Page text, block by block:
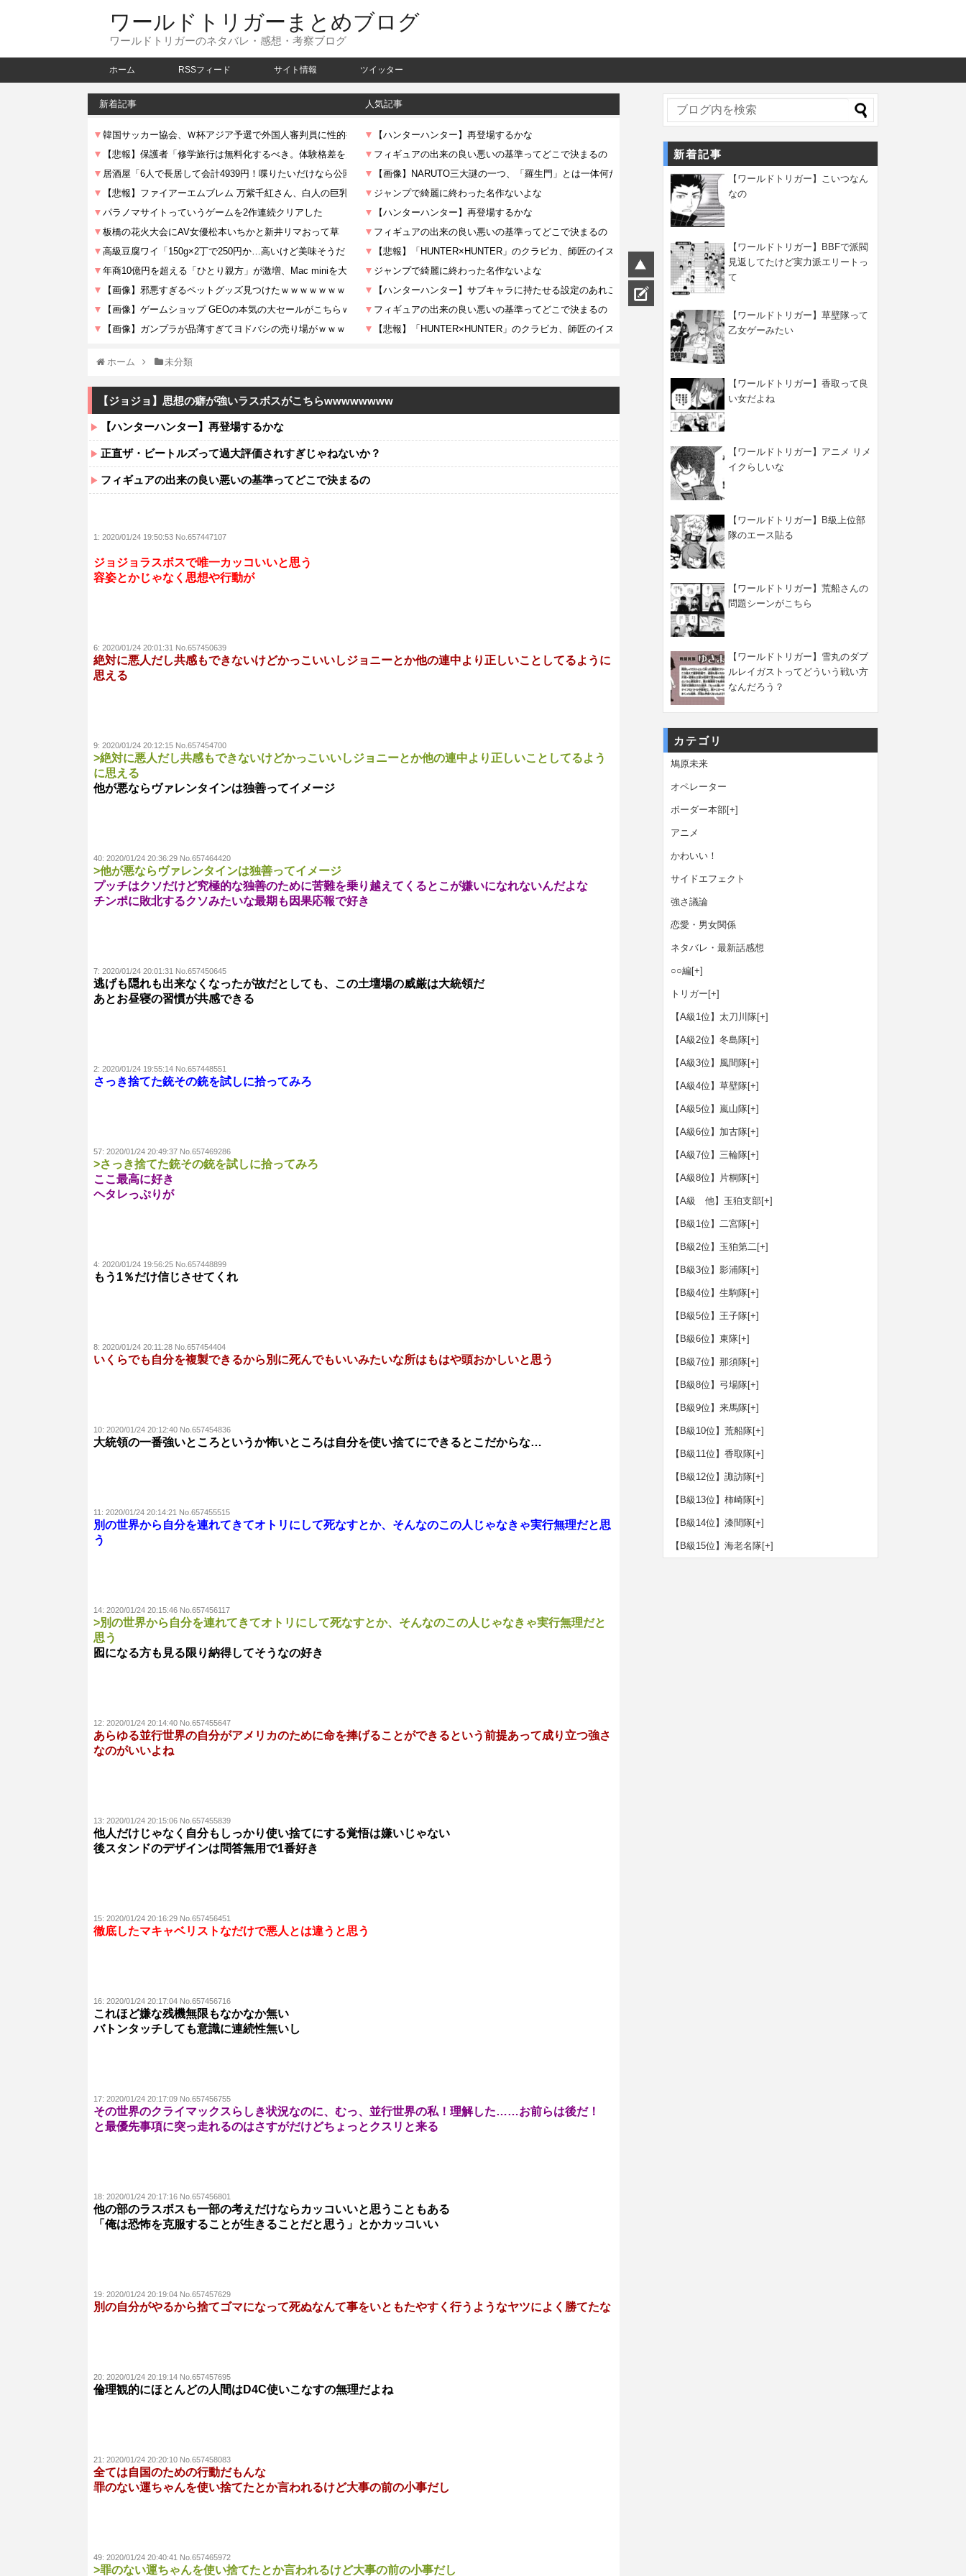
ワールドトリガーまとめブログ
ワールドトリガーのネタバレ・感想・考察ブログ
ホーム RSSフィード サイト情報 ツイッター
新着記事 人気記事
ホーム 未分類
【ジョジョ】思想の癖が強いラスボスがこちらwwwwwwww
【ハンターハンター】再登場するかな
正直ザ・ビートルズって過大評価されすぎじゃねないか？
フィギュアの出来の良い悪いの基準ってどこで決まるの
1: 2020/01/24 19:50:53 No.657447107
ジョジョラスボスで唯一カッコいいと思う
容姿とかじゃなく思想や行動が
6: 2020/01/24 20:01:31 No.657450639
絶対に悪人だし共感もできないけどかっこいいしジョニーとか他の連中より正しいことしてるように
思える
9: 2020/01/24 20:12:15 No.657454700
>絶対に悪人だし共感もできないけどかっこいいしジョニーとか他の連中より正しいことしてるよう
に思える
他が悪ならヴァレンタインは独善ってイメージ
40: 2020/01/24 20:36:29 No.657464420
>他が悪ならヴァレンタインは独善ってイメージ
プッチはクソだけど究極的な独善のために苦難を乗り越えてくるとこが嫌いになれないんだよな
チンポに敗北するクソみたいな最期も因果応報で好き
7: 2020/01/24 20:01:31 No.657450645
逃げも隠れも出来なくなったが故だとしても、この土壇場の威厳は大統領だ
あとお昼寝の習慣が共感できる
2: 2020/01/24 19:55:14 No.657448551
さっき捨てた銃その銃を試しに拾ってみろ
57: 2020/01/24 20:49:37 No.657469286
>さっき捨てた銃その銃を試しに拾ってみろ
ここ最高に好き
ヘタレっぷりが
4: 2020/01/24 19:56:25 No.657448899
もう1％だけ信じさせてくれ
8: 2020/01/24 20:11:28 No.657454404
いくらでも自分を複製できるから別に死んでもいいみたいな所はもはや頭おかしいと思う
10: 2020/01/24 20:12:40 No.657454836
大統領の一番強いところというか怖いところは自分を使い捨てにできるとこだからな…
11: 2020/01/24 20:14:21 No.657455515
別の世界から自分を連れてきてオトリにして死なすとか、そんなのこの人じゃなきゃ実行無理だと思
う
14: 2020/01/24 20:15:46 No.657456117
>別の世界から自分を連れてきてオトリにして死なすとか、そんなのこの人じゃなきゃ実行無理だと
思う
囮になる方も見る限り納得してそうなの好き
12: 2020/01/24 20:14:40 No.657455647
あらゆる並行世界の自分がアメリカのために命を捧げることができるという前提あって成り立つ強さ
なのがいいよね
13: 2020/01/24 20:15:06 No.657455839
他人だけじゃなく自分もしっかり使い捨てにする覚悟は嫌いじゃない
後スタンドのデザインは問答無用で1番好き
15: 2020/01/24 20:16:29 No.657456451
徹底したマキャベリストなだけで悪人とは違うと思う
16: 2020/01/24 20:17:04 No.657456716
これほど嫌な残機無限もなかなか無い
バトンタッチしても意識に連続性無いし
17: 2020/01/24 20:17:09 No.657456755
その世界のクライマックスらしき状況なのに、むっ、並行世界の私！理解した……お前らは後だ！
と最優先事項に突っ走れるのはさすがだけどちょっとクスリと来る
18: 2020/01/24 20:17:16 No.657456801
他の部のラスボスも一部の考えだけならカッコいいと思うこともある
「俺は恐怖を克服することが生きることだと思う」とかカッコいい
19: 2020/01/24 20:19:04 No.657457629
別の自分がやるから捨てゴマになって死ぬなんて事をいともたやすく行うようなヤツによく勝てたな
20: 2020/01/24 20:19:14 No.657457695
倫理観的にほとんどの人間はD4C使いこなすの無理だよね
21: 2020/01/24 20:20:10 No.657458083
全ては自国のための行動だもんな
罪のない運ちゃんを使い捨てたとか言われるけど大事の前の小事だし
49: 2020/01/24 20:40:41 No.657465972
>罪のない運ちゃんを使い捨てたとか言われるけど大事の前の小事だし
新着記事
【ワールドトリガー】こいつなん
なの
【ワールドトリガー】BBFで派閥
見返してたけど実力派エリートっ
て
【ワールドトリガー】草壁隊って
乙女ゲーみたい
【ワールドトリガー】香取って良
い女だよね
【ワールドトリガー】アニメ リメ
イクらしいな
【ワールドトリガー】B級上位部
隊のエース貼る
【ワールドトリガー】荒船さんの
問題シーンがこちら
【ワールドトリガー】雪丸のダブ
ルレイガストってどういう戦い方
なんだろう？
カテゴリ
鳩原未来
オペレーター
ボーダー本部[+]
アニメ
かわいい！
サイドエフェクト
強さ議論
恋愛・男女関係
ネタバレ・最新話感想
○○編[+]
トリガー [+]
【A級1位】太刀川隊[+]
【A級2位】冬島隊[+]
【A級3位】風間隊[+]
【A級4位】草壁隊[+]
【A級5位】嵐山隊[+]
【A級6位】加古隊[+]
【A級7位】三輪隊[+]
【A級8位】片桐隊[+]
【A級 他】玉狛支部[+]
【B級1位】二宮隊[+]
【B級2位】玉狛第二[+]
【B級3位】影浦隊[+]
【B級4位】生駒隊[+]
【B級5位】王子隊[+]
【B級6位】東隊[+]
【B級7位】那須隊[+]
【B級8位】弓場隊[+]
【B級9位】来馬隊[+]
【B級10位】荒船隊[+]
【B級11位】香取隊[+]
【B級12位】諏訪隊[+]
【B級13位】柿崎隊[+]
【B級14位】漆間隊[+]
【B級15位】海老名隊[+]